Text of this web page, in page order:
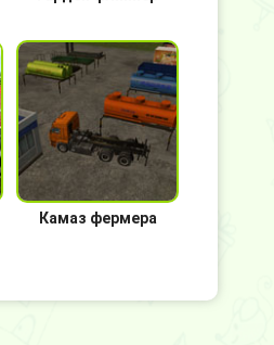
Камаз фермера